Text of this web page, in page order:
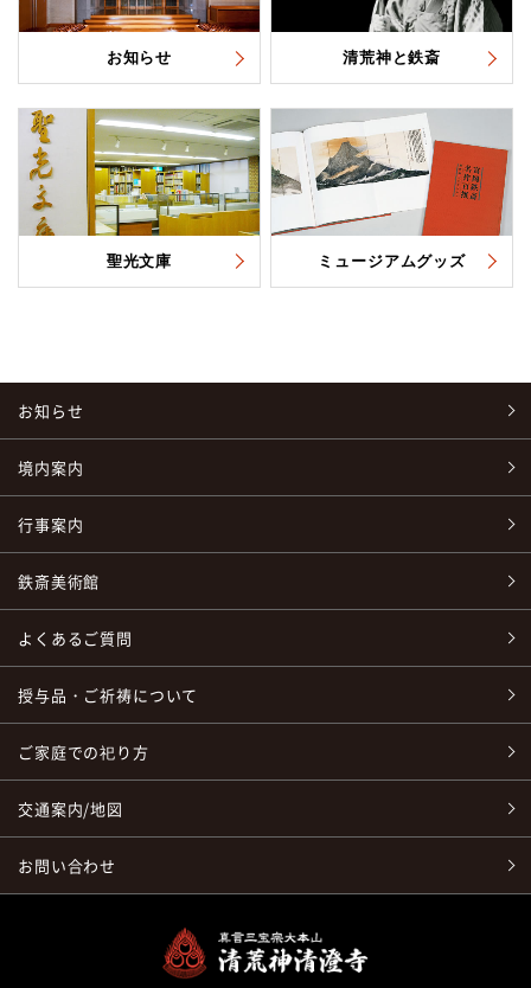
お知らせ 清荒神と鉄斎
聖光文庫 ミュージアムグッズ
お知らせ
境内案内
行事案内
鉄斎美術館
よくあるご質問
授与品・ご祈祷について
ご家庭での祀り方
交通案内/地図
お問い合わせ